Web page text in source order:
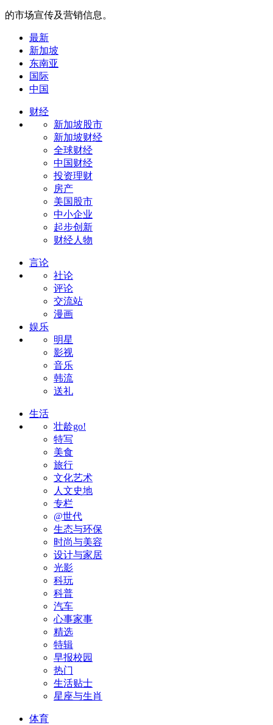
的市场宣传及营销信息。
最新
新加坡
东南亚
国际
中国
财经
新加坡股市
新加坡财经
全球财经
中国财经
投资理财
房产
美国股市
中小企业
起步创新
财经人物
言论
社论
评论
交流站
漫画
娱乐
明星
影视
音乐
韩流
送礼
生活
壮龄go!
特写
美食
旅行
文化艺术
人文史地
专栏
@世代
生态与环保
时尚与美容
设计与家居
光影
科玩
科普
汽车
心事家事
精选
特辑
早报校园
热门
生活贴士
星座与生肖
体育